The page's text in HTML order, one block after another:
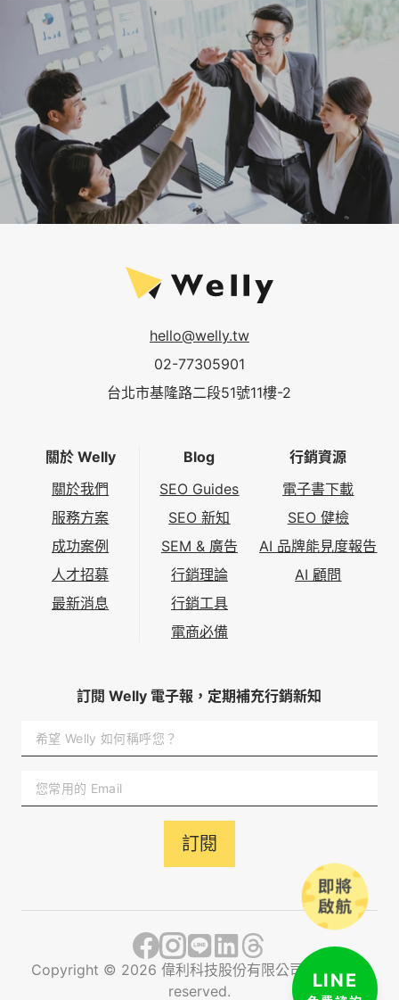
LINE
hello@welly.tw
02-77305901
台北市基隆路二段51號11樓-2
關於 Welly
關於我們
服務方案
成功案例
人才招募
最新消息
Blog
SEO Guides
SEO 新知
SEM & 廣告
行銷理論
行銷工具
電商必備
行銷資源
電子書下載
SEO 健檢
AI 品牌能見度報告
AI 顧問
訂閱 Welly 電子報，定期補充行銷新知
訂閱
Copyright © 2026 偉利科技股份有限公司 All rights
reserved.